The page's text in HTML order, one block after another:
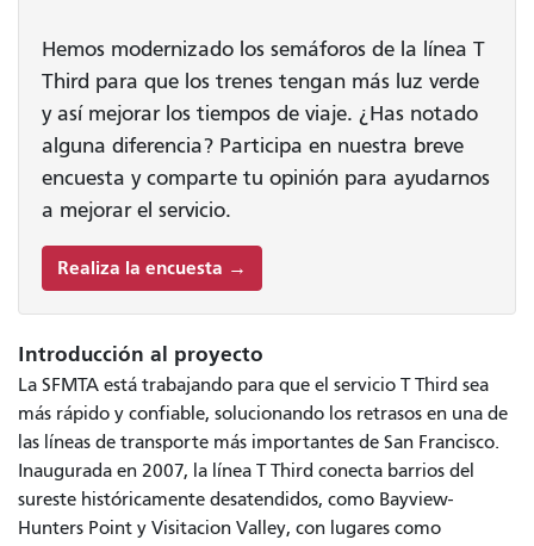
Hemos modernizado los semáforos de la línea T
Third para que los trenes tengan más luz verde
y así mejorar los tiempos de viaje. ¿Has notado
alguna diferencia? Participa en nuestra breve
encuesta y comparte tu opinión para ayudarnos
a mejorar el servicio.
Realiza la encuesta →
Introducción al proyecto
La SFMTA está trabajando para que el servicio T Third sea
más rápido y confiable, solucionando los retrasos en una de
las líneas de transporte más importantes de San Francisco.
Inaugurada en 2007, la línea T Third conecta barrios del
sureste históricamente desatendidos, como Bayview-
Hunters Point y Visitacion Valley, con lugares como